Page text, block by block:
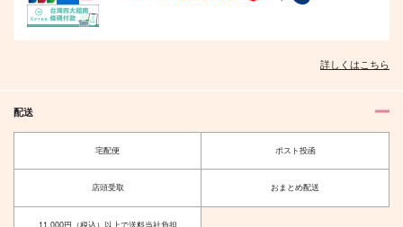
bb
爆豪勝己×緑谷出久
瀞
轟焦凍×爆豪勝己
詳しくはこちら
配送
宅配便 ポスト投函
店頭受取 おまとめ配送
11,000円（税込）以上で送料当社負担